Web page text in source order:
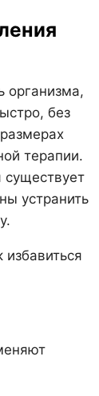
организма,
без
терапии.
устранить